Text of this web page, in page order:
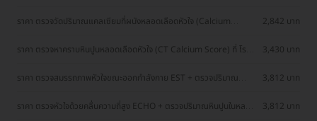
ราคา ตรวจวัดปริมาณแคลเซียมที่ผนังหลอดเลือดหัวใจ (Calcium
2,842 บาท
ราคา ตรวจหาคราบหินปูนหลอดเลือดหัวใจ (CT Calcium Score) ที่ โรง
3,430 บาท
ราคา ตรวจสมรรถภาพหัวใจขณะออกกำลังกาย EST + ตรวจปริมาณ
3,812 บาท
ราคา ตรวจหัวใจด้วยคลื่นความถี่สูง ECHO + ตรวจปริมาณหินปูนในหลอด
3,812 บาท